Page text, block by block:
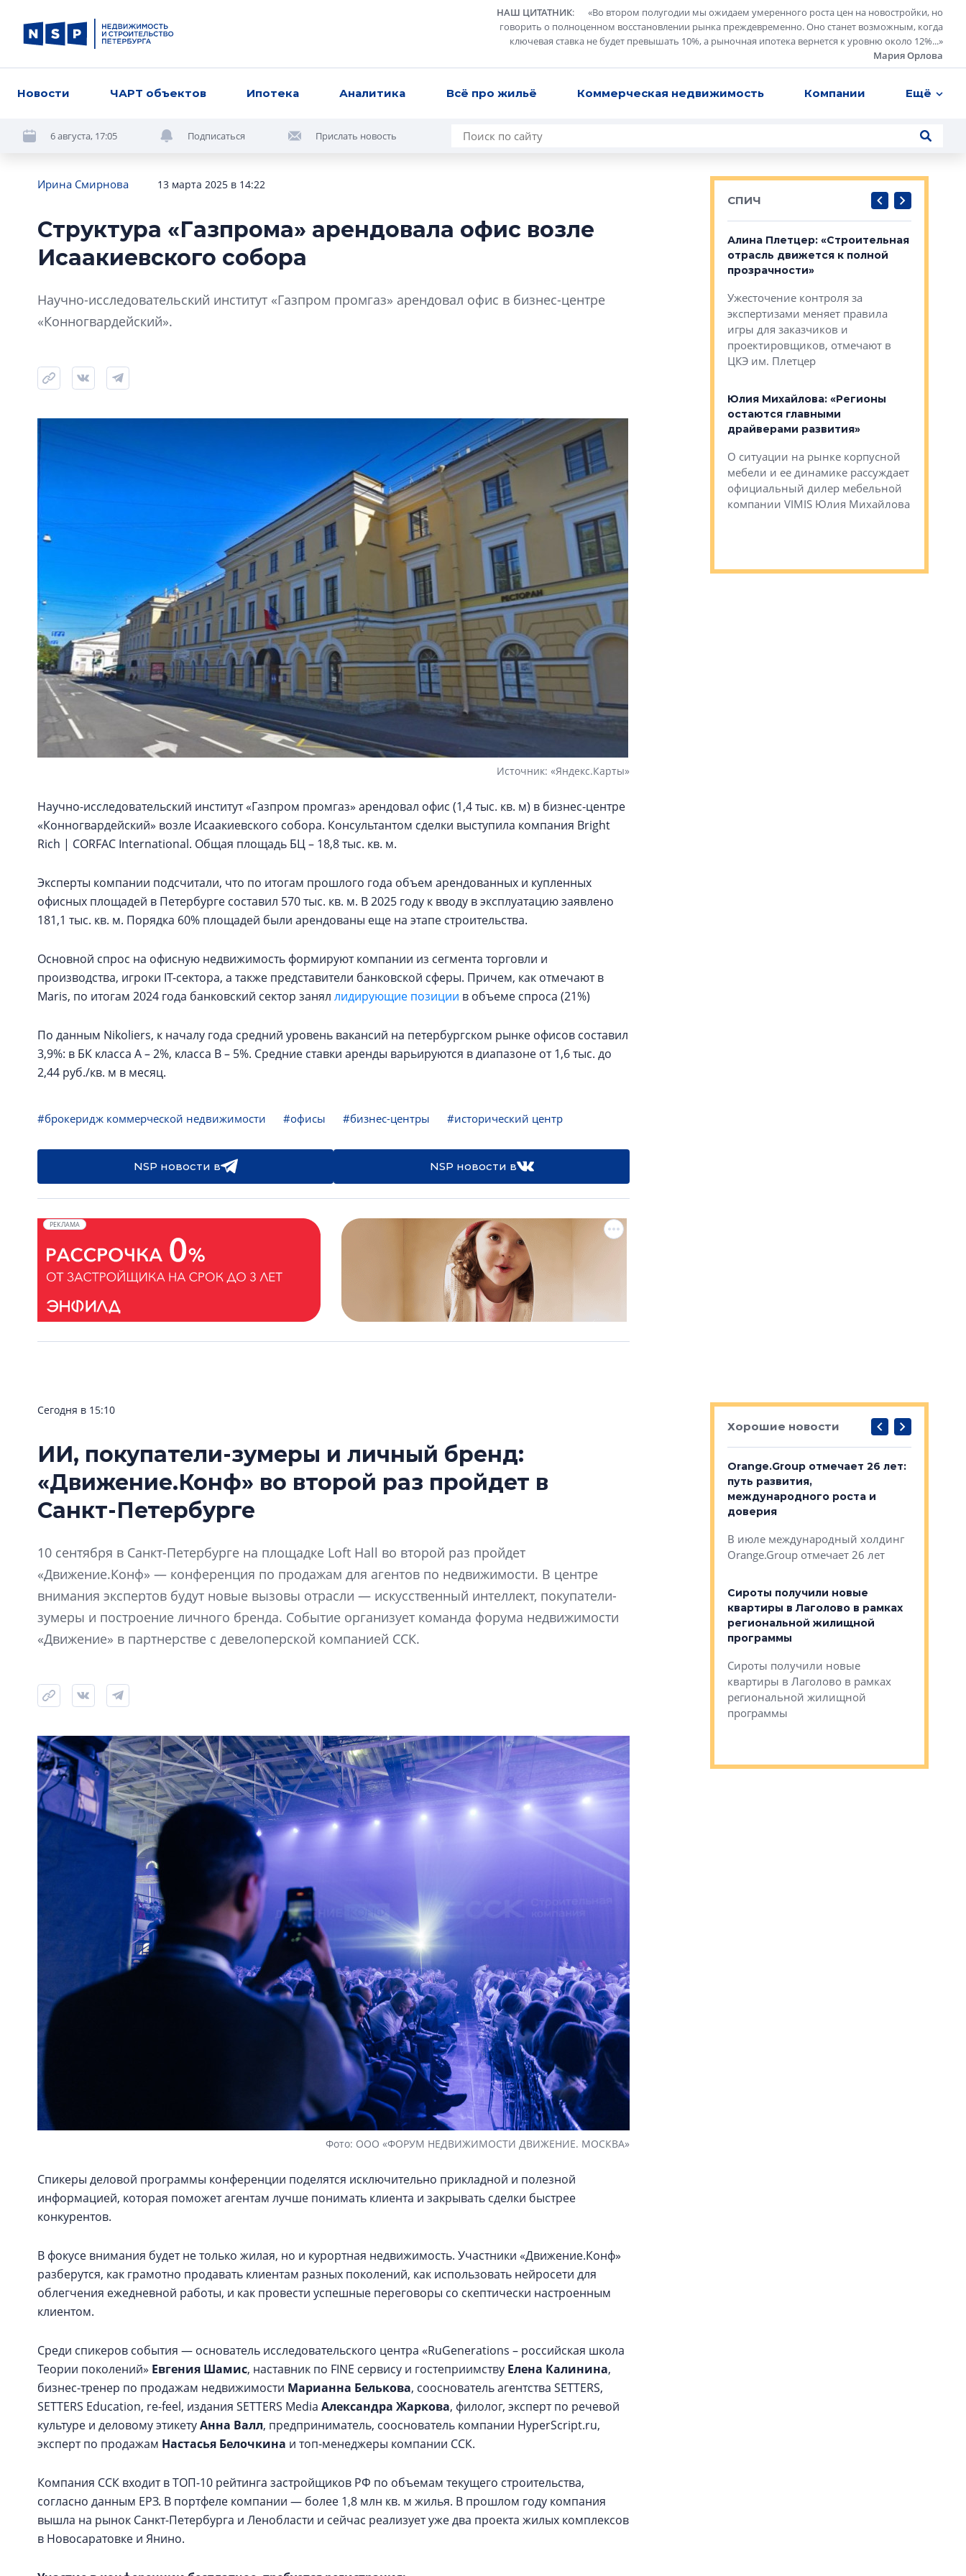
НАШ ЦИТАТНИК: «Во втором полугодии мы ожидаем умеренного роста цен на новостройки, но
говорить о полноценном восстановлении рынка преждевременно. Оно станет возможным, когда
ключевая ставка не будет превышать 10%, а рыночная ипотека вернется к уровню около 12%...»
Мария Орлова
Новости ЧАРТ объектов Ипотека Аналитика Всё про жильё Коммерческая недвижимость Компании Ещё
6 августа, 17:05 Подписаться Прислать новость
Ирина Смирнова 13 марта 2025 в 14:22
Структура «Газпрома» арендовала офис возле
Исаакиевского собора
Научно-исследовательский институт «Газпром промгаз» арендовал офис в бизнес-центре
«Конногвардейский».
Источник: «Яндекс.Карты»
Научно-исследовательский институт «Газпром промгаз» арендовал офис (1,4 тыс. кв. м) в бизнес-центре
«Конногвардейский» возле Исаакиевского собора. Консультантом сделки выступила компания Bright
Rich | CORFAC International. Общая площадь БЦ – 18,8 тыс. кв. м.
Эксперты компании подсчитали, что по итогам прошлого года объем арендованных и купленных
офисных площадей в Петербурге составил 570 тыс. кв. м. В 2025 году к вводу в эксплуатацию заявлено
181,1 тыс. кв. м. Порядка 60% площадей были арендованы еще на этапе строительства.
Основной спрос на офисную недвижимость формируют компании из сегмента торговли и
производства, игроки IT-сектора, а также представители банковской сферы. Причем, как отмечают в
Maris, по итогам 2024 года банковский сектор занял лидирующие позиции в объеме спроса (21%)
По данным Nikoliers, к началу года средний уровень вакансий на петербургском рынке офисов составил
3,9%: в БК класса А – 2%, класса В – 5%. Средние ставки аренды варьируются в диапазоне от 1,6 тыс. до
2,44 руб./кв. м в месяц.
#брокеридж коммерческой недвижимости #офисы #бизнес-центры #исторический центр
NSP новости в NSP новости в
РЕКЛАМА
СПИЧ
Роман Корнышев: «Поводом
Девелопер «Вертикаль»: поводом
Конкуренцию выиграют те
апарты, которые еще больше
приблизятся к гостиничному
уровню сервиса, уверены в УК
КЕЙПОРТ
Алина Плетцер: «Строительная
отрасль движется к полной
прозрачности»
Ужесточение контроля за
экспертизами меняет правила
игры для заказчиков и
проектировщиков, отмечают в
ЦКЭ им. Плетцер
Юлия Михайлова: «Регионы
остаются главными
драйверами развития»
О ситуации на рынке корпусной
мебели и ее динамике рассуждает
официальный дилер мебельной
компании VIMIS Юлия Михайлова
Сегодня в 15:10
ИИ, покупатели-зумеры и личный бренд:
«Движение.Конф» во второй раз пройдет в
Санкт-Петербурге
10 сентября в Санкт-Петербурге на площадке Loft Hall во второй раз пройдет
«Движение.Конф» — конференция по продажам для агентов по недвижимости. В центре
внимания экспертов будут новые вызовы отрасли — искусственный интеллект, покупатели-
зумеры и построение личного бренда. Событие организует команда форума недвижимости
«Движение» в партнерстве с девелоперской компанией ССК.
Фото: ООО «ФОРУМ НЕДВИЖИМОСТИ ДВИЖЕНИЕ. МОСКВА»
Спикеры деловой программы конференции поделятся исключительно прикладной и полезной
информацией, которая поможет агентам лучше понимать клиента и закрывать сделки быстрее
конкурентов.
В фокусе внимания будет не только жилая, но и курортная недвижимость. Участники «Движение.Конф»
разберутся, как грамотно продавать клиентам разных поколений, как использовать нейросети для
облегчения ежедневной работы, и как провести успешные переговоры со скептически настроенным
клиентом.
Среди спикеров события — основатель исследовательского центра «RuGenerations – российская школа
Теории поколений» Евгения Шамис, наставник по FINE сервису и гостеприимству Елена Калинина,
бизнес-тренер по продажам недвижимости Марианна Белькова, сооснователь агентства SETTERS,
SETTERS Education, re-feel, издания SETTERS Media Александра Жаркова, филолог, эксперт по речевой
культуре и деловому этикетуАнна Валл, предприниматель, сооснователь компании HyperScript.ru,
эксперт по продажам Настасья Белочкина и топ-менеджеры компании ССК.
Компания ССК входит в ТОП-10 рейтинга застройщиков РФ по объемам текущего строительства,
согласно данным ЕРЗ. В портфеле компании — более 1,8 млн кв. м жилья. В прошлом году компания
вышла на рынок Санкт-Петербурга и Ленобласти и сейчас реализует уже два проекта жилых комплексов
в Новосаратовке и Янино.
Хорошие новости
лучших поющих строителей
В Красногвардейском районе
один центр совмещенного
Orange.Group отмечает 26 лет:
путь развития,
международного роста и
доверия
В июле международный холдинг
Orange.Group отмечает 26 лет
Сироты получили новые
квартиры в Лаголово в рамках
региональной жилищной
программы
Сироты получили новые
квартиры в Лаголово в рамках
региональной жилищной
программы